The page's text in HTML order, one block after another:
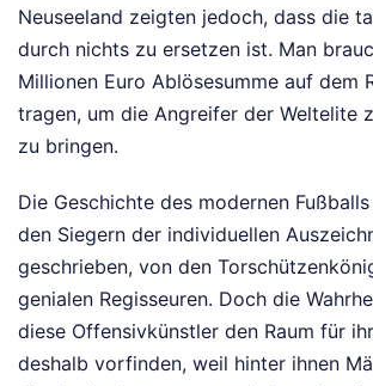
Neuseeland zeigten jedoch, dass die
durch nichts zu ersetzen ist. Man
Millionen Euro Ablösesumme auf dem
tragen, um die Angreifer der Weltelite
zu bringen.
Die Geschichte des modernen
den Siegern der individuellen
geschrieben, von den
genialen Regisseuren. Doch die
diese Offensivkünstler den Raum für
deshalb vorfinden, weil hinter ihnen